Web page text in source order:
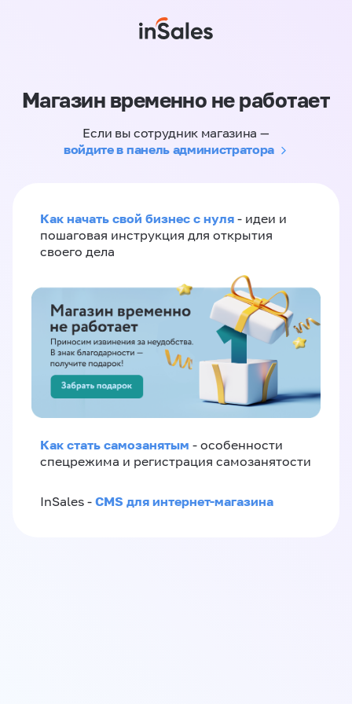
Магазин временно не работает
Если вы сотрудник магазина —
войдите в панель администратора
Как начать свой бизнес с нуля - идеи и
пошаговая инструкция для открытия
своего дела
Как стать самозанятым - особенности
спецрежима и регистрация самозанятости
InSales - CMS для интернет-магазина